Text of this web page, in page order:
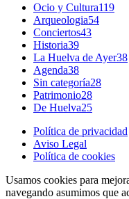
Ocio y Cultura119
Arqueologia54
Conciertos43
Historia39
La Huelva de Ayer38
Agenda38
Sin categoría28
Patrimonio28
De Huelva25
Política de privacidad
Aviso Legal
Política de cookies
Usamos cookies para
navegando asumimos que